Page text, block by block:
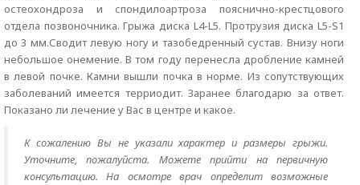
остеохондроза и спондилоартроза пояснично-крестцового
отдела позвоночника. Грыжа диска L4-L5. Протрузия диска L5-S1
до 3 мм.Сводит левую ногу и тазобедренный сустав. Внизу ноги
небольшое онемение. В том году перенесла дробление камней
в левой почке. Камни вышли почка в норме. Из сопутствующих
заболеваний имеется терриодит. Заранее благодарю за ответ.
Показано ли лечение у Вас в центре и какое.
К сожалению Вы не указали характер и размеры грыжи.
Уточните, пожалуйста. Можете прийти на первичную
консультацию. На осмотре врач определит возможные